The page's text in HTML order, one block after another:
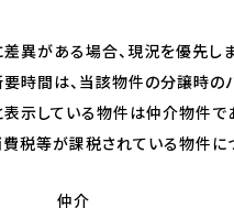
異がある場合、現況を優先しま
時間は、当該物件の分譲時の
示している物件は仲介物件で
税等が課税されている物件に
仲介